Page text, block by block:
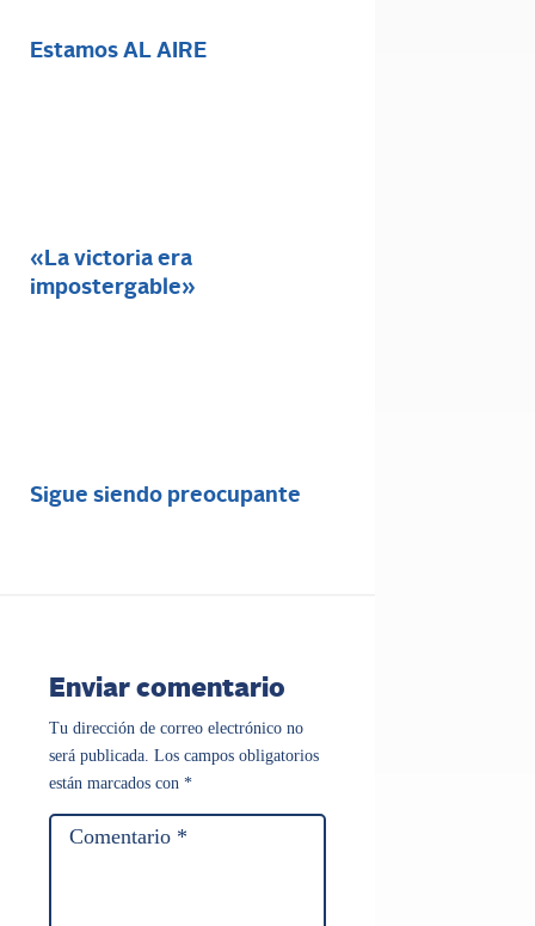
Estamos AL AIRE
«La victoria era
impostergable»
Sigue siendo preocupante
Enviar comentario
Tu dirección de correo electrónico no
será publicada. Los campos obligatorios
están marcados con *